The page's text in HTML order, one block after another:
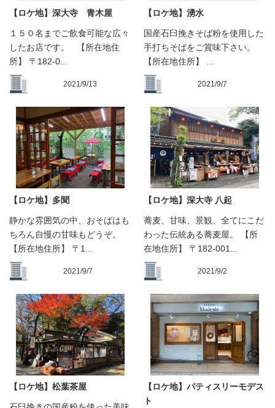
【ロケ地】深大寺 青木屋
１５０名までご飲食可能な広々
したお店です。 【所在地住
所】 〒182-0...
2021/9/13
【ロケ地】湧水
国産石臼挽きそば粉を使用した
手打ちそばをご賞味下さい。
【所在地住所】 ...
2021/9/7
【ロケ地】多聞
静かな雰囲気の中、おそばはも
ちろん自慢の甘味もどうぞ。
【所在地住所】 〒1...
2021/9/7
【ロケ地】深大寺 八起
蕎麦、甘味、景観、全てにこだ
わった伝統ある蕎麦屋。 【所
在地住所】 〒182-001...
2021/9/2
【ロケ地】松葉茶屋
【ロケ地】パティスリーモデス
ト